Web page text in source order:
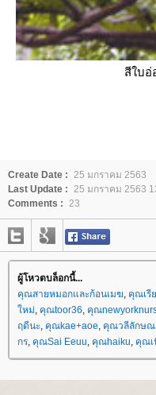
สีใบอ่
Create Date : 25 มกราคม 2563
Last Update : 25 มกราคม 2563
Comments : 23
ผู้โหวตบล็อกนี้...
คุณสายหมอกและก้อนเมฆ, คุณเรี
หม่, คุณtoor36, คุณ
ฤดีนะ, คุณkae+aoe, คุณวลีลักษณ
กร, คุณSai Eeuu, คุณhaiku, คุณเ